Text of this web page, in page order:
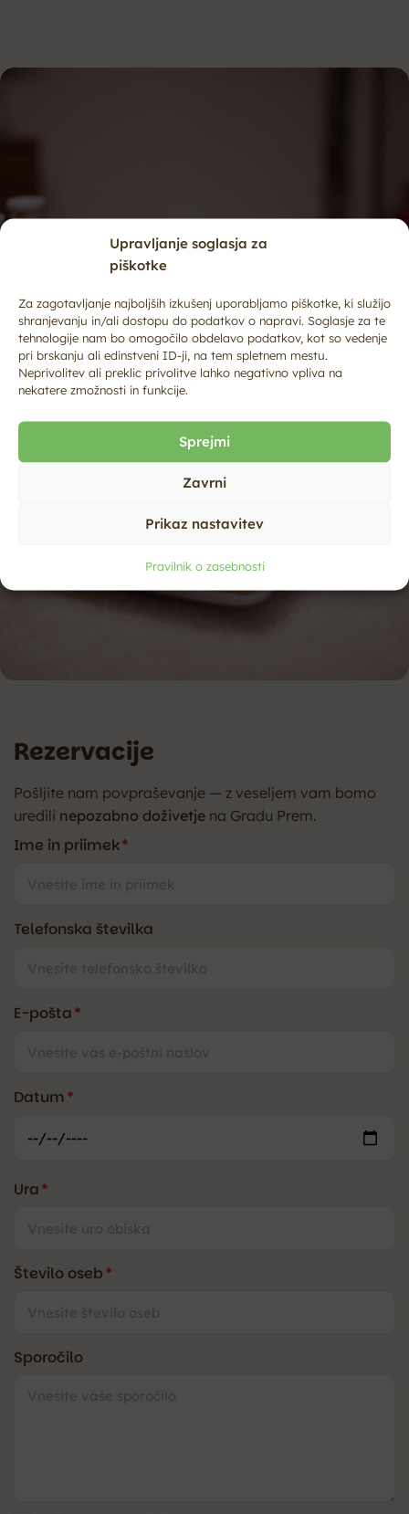
Upravljanje soglasja za
piškotke
Za zagotavljanje najboljših izkušenj uporabljamo piškotke, ki služijo
shranjevanju in/ali dostopu do podatkov o napravi. Soglasje za te
tehnologije nam bo omogočilo obdelavo podatkov, kot so vedenje
pri brskanju ali edinstveni ID-ji, na tem spletnem mestu.
Neprivolitev ali preklic privolitve lahko negativno vpliva na
nekatere zmožnosti in funkcije.
Sprejmi
Zavrni
Prikaz nastavitev
Pravilnik o zasebnosti
Rezervacije
Pošljite nam povpraševanje — z veseljem vam bomo
uredili nepozabno doživetje na Gradu Prem.
Ime in priimek*
Telefonska številka
E-pošta*
Datum*
Ura*
Število oseb*
Sporočilo